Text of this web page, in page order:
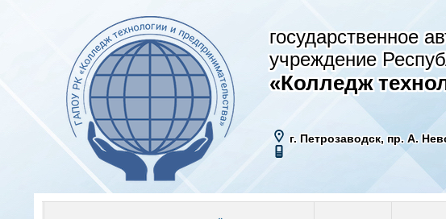
государственное
учреждение
«Колледж
г. Петрозаводск, пр. А.